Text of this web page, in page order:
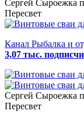
Сергей Сыроежка
Пересвет
Канал Рыбалка и
3,07 тыс.
Сергей Сыроежка
Пересвет